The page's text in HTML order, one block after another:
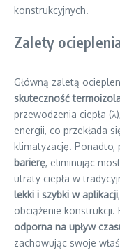
konstrukcyjnych.
Zalety
Główną zaletą
skuteczność
przewodzenia ciepła
energii, co przekłada
klimatyzację. Ponadto,
barierę, eliminując
utraty ciepła w
lekki i szybki w aplikacji
obciążenie konstrukcji.
odporna na upływ
zachowując swoje